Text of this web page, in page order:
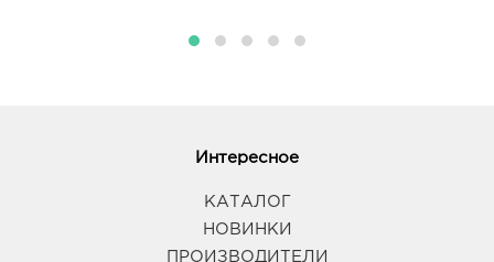
Интересное
КАТАЛОГ
НОВИНКИ
ПРОИЗВОДИТЕЛИ